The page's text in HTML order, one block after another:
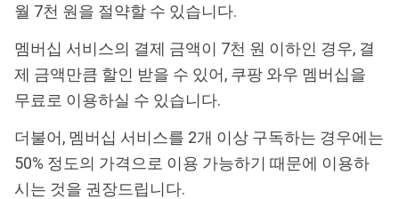
월 7천 원을 절약할 수 있습니다.
멤버십 서비스의 결제 금액이 7천 원 이하인 경우, 결
제 금액만큼 할인 받을 수 있어, 쿠팡 와우 멤버십을
무료로 이용하실 수 있습니다.
더불어, 멤버십 서비스를 2개 이상 구독하는 경우에는
50% 정도의 가격으로 이용 가능하기 때문에 이용하
시는 것을 권장드립니다.